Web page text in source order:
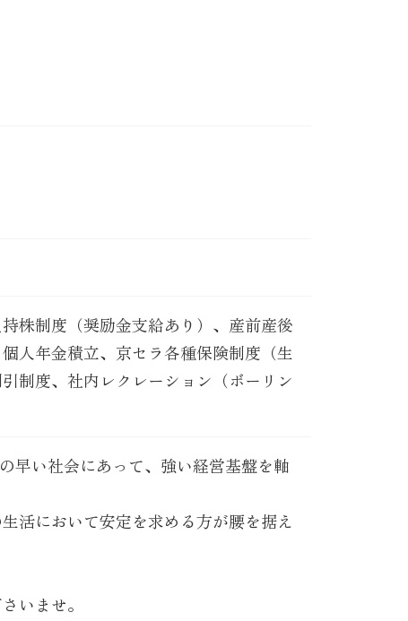
株制度（奨励金支給あり）、産前産後
人年金積立、京セラ各種保険制度（生
制度、社内レクレーション（ボーリン
早い社会にあって、強い経営基盤を軸
活において安定を求める方が腰を据え
いませ。